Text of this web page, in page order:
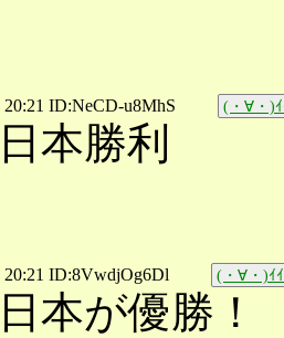
20:21 ID:NeCD-u8MhS (・∀・)
本勝利
20:21 ID:8VwdjOg6Dl (・∀・)ｲ
本が優勝！